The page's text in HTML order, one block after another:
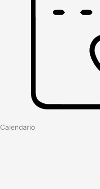
Calendario